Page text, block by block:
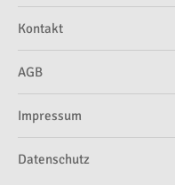
Kontakt
AGB
Impressum
Datenschutz